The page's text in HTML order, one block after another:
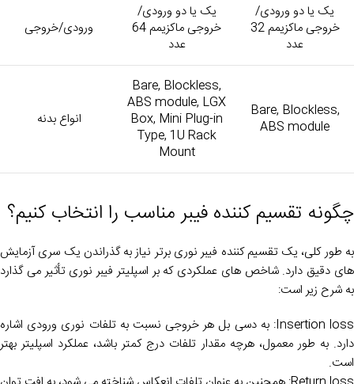
یک یا دو ورودی/
خروجی ماکزیمم 32
عدد
یک یا دو ورودی/
خروجی ماکزیمم 64
عدد
ورودی/خروجی
Bare, Blockless,
ABS module
Bare, Blockless,
ABS module, LGX
Box, Mini Plug-in
Type, 1U Rack
Mount
انواع بدنه
چگونه تقسیم کننده فیبر مناسب را انتخاب کنیم؟
به طور کلی، یک تقسیم کننده فیبر نوری برتر نیاز به گذراندن یک سری آزمایش
های دقیق دارد. شاخص های عملکردی که بر اسپلیتر فیبر نوری تأثیر می گذارد
به شرح زیر است:
Insertion loss: به دسی بل هر خروجی نسبت به تلفات نوری ورودی اشاره
دارد. به طور معمول، هرچه مقدار تلفات درج کمتر باشد، عملکرد اسپلیتر بهتر
است.